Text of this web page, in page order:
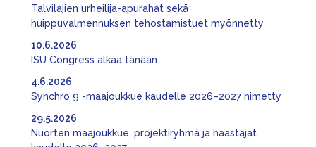
Talvilajien urheilija-apurahat sekä
huippuvalmennuksen tehostamistuet myönnetty
ISU Congress alkaa tänään
10.6.2026
Synchro 9 -maajoukkue kaudelle 2026–2027 nimetty
4.6.2026
Nuorten maajoukkue, projektiryhmä ja haastajat
29.5.2026